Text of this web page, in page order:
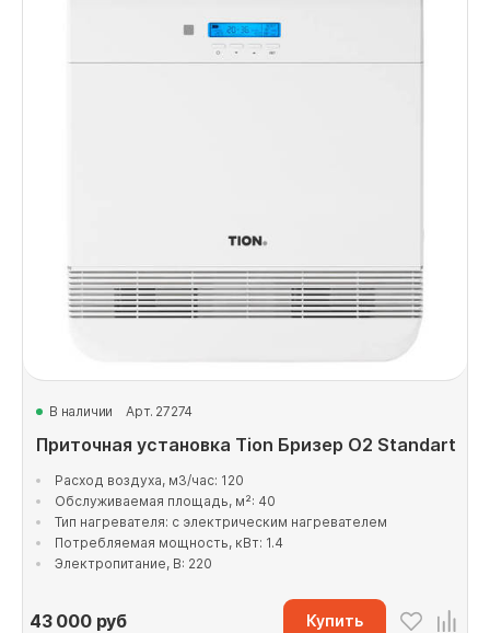
В наличии Арт. 27274
Приточная установка Tion Бризер O2 Standart
Расход воздуха, м3/час: 120
Обслуживаемая площадь, м²: 40
Тип нагревателя: с электрическим нагревателем
Потребляемая мощность, кВт: 1.4
Электропитание, В: 220
43 000руб Купить